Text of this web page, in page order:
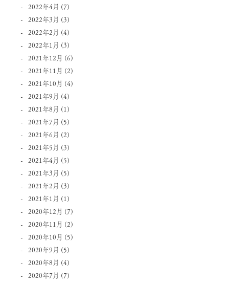
2022年4月 (7)
2022年3月 (3)
2022年2月 (4)
2022年1月 (3)
2021年12月 (6)
2021年11月 (2)
2021年10月 (4)
2021年9月 (4)
2021年8月 (1)
2021年7月 (5)
2021年6月 (2)
2021年5月 (3)
2021年4月 (5)
2021年3月 (5)
2021年2月 (3)
2021年1月 (1)
2020年12月 (7)
2020年11月 (2)
2020年10月 (5)
2020年9月 (5)
2020年8月 (4)
2020年7月 (7)